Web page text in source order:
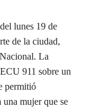
lunes 19 de
de la ciudad,
La
911 sobre un
permitió
mujer que se